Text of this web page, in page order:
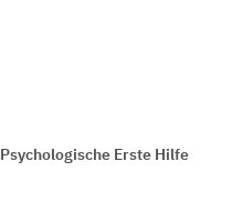
Psychologische Erste Hilfe